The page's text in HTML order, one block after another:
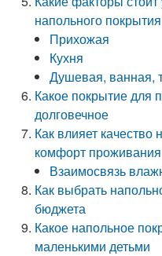
напольного покрытия
Прихожая
Кухня
Душевая, ванная,
Какое покрытие для
долговечное
Как влияет качество
комфорт проживания
Взаимосвязь
Как выбрать
бюджета
Какое напольное
маленькими детьми